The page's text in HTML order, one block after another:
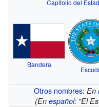
Capitolio del
Bandera
Otros nombres: En
(Enespañol: "El